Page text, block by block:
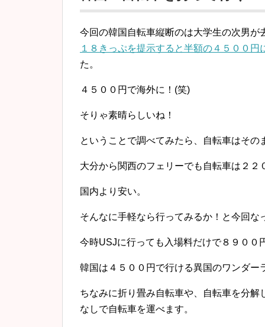
今回の韓国自転車縦断のは大学生の次男が
１８きっぷを提示すると半額の４５００円
た。
４５００円で海外に！(笑)
そりゃ素晴らしいね！
ということで調べてみたら、自転車はそ
大分から関西のフェリーでも自転車は２２
国内より安い。
そんなに手軽なら行ってみるか！と今回な
今時USJに行っても入場料だけで８９００
韓国は４５００円で行ける異国のワンダー
ちなみに折り畳み自転車や、自転車を分
なしで自転車を運べます。